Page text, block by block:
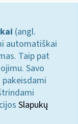
(angl.
automatiškai
Taip pat
Savo
Slapukų